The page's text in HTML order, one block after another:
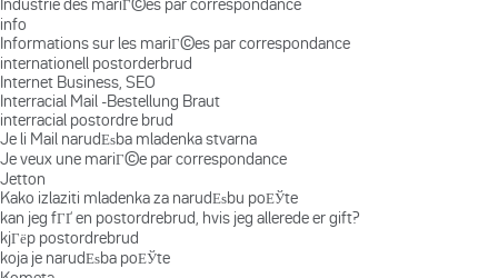
Industrie des mariГ©es par correspondance
info
Informations sur les mariГ©es par correspondance
internationell postorderbrud
Internet Business, SEO
Interracial Mail -Bestellung Braut
interracial postordre brud
Je li Mail narudЕѕba mladenka stvarna
Je veux une mariГ©e par correspondance
Jetton
Kako izlaziti mladenka za narudЕѕbu poЕЎte
kan jeg fГҐ en postordrebrud, hvis jeg allerede er gift?
kjГёp postordrebrud
koja je narudЕѕba poЕЎte